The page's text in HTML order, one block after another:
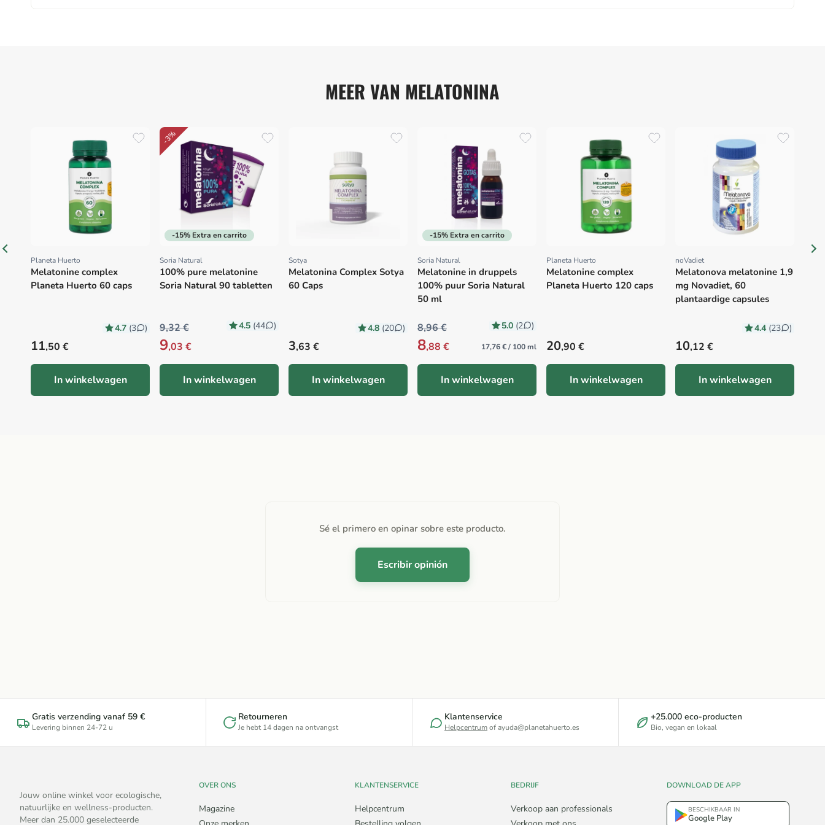
MEER VAN MELATONINA
Proveedor:
Planeta Huerto
Melatonine complex
Planeta Huerto 60 caps
4.7 (3 )
Precio habitual
11,50 €
In winkelwagen
-3%
-15% Extra en carrito
Proveedor:
Soria Natural
100% pure melatonine
Soria Natural 90 tabletten
4.5 (44 )
9,32 €
9,03 €
In winkelwagen
Proveedor:
Sotya
Melatonina Complex Sotya
60 Caps
4.8 (20 )
Precio habitual
3,63 €
In winkelwagen
-15% Extra en carrito
Proveedor:
Soria Natural
Melatonine in druppels
100% puur Soria Natural
50 ml
5.0 (2 )
8,96 €
8,88 € 17,76 € / 100 ml
In winkelwagen
Proveedor:
Planeta Huerto
Melatonine complex
Planeta Huerto 120 caps
Precio habitual
20,90 €
In winkelwagen
Proveedor:
noVadiet
Melatonova melatonine 1,9
mg Novadiet, 60
plantaardige capsules
4.4 (23 )
Precio habitual
10,12 €
In winkelwagen
Sé el primero en opinar sobre este producto.
Escribir opinión
Gratis verzending vanaf 59 €
Levering binnen 24-72 u
Retourneren
Je hebt 14 dagen na ontvangst
Klantenservice
Helpcentrumof ayuda@planetahuerto.es
+25.000 eco-producten
Bio, vegan en lokaal
Jouw online winkel voor ecologische,
natuurlijke en wellness-producten.
Meer dan 25.000 geselecteerde
OVER ONS
Magazine
KLANTENSERVICE
Helpcentrum
BEDRIJF
Verkoop aan professionals
DOWNLOAD DE APP
BESCHIKBAAR IN
Google Play